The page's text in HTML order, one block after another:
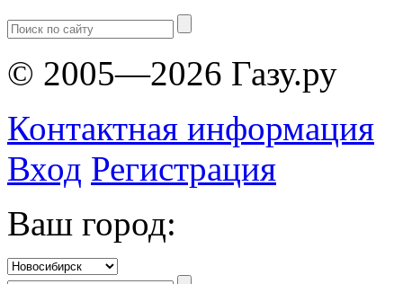
© 2005—2026 Газу.ру
Контактная информация
Вход Регистрация
Ваш город: